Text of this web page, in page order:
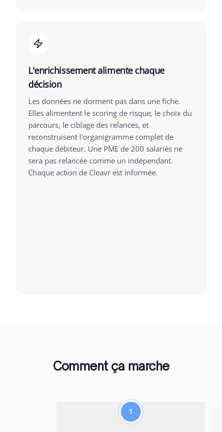
L'enrichissement alimente chaque
décision
Les données ne dorment pas dans une fiche.
Elles alimentent le scoring de risque, le choix du
parcours, le ciblage des relances, et
reconstruisent l'organigramme complet de
chaque débiteur. Une PME de 200 salariés ne
sera pas relancée comme un indépendant.
Chaque action de Cleavr est informée.
Comment ça marche
1